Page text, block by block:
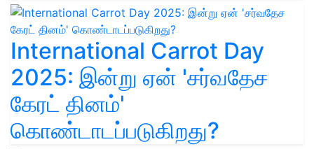
International Carrot Day
2025: இன்று ஏன் 'சர்வதேச
கேரட் தினம்'
கொண்டாடப்படுகிறது?